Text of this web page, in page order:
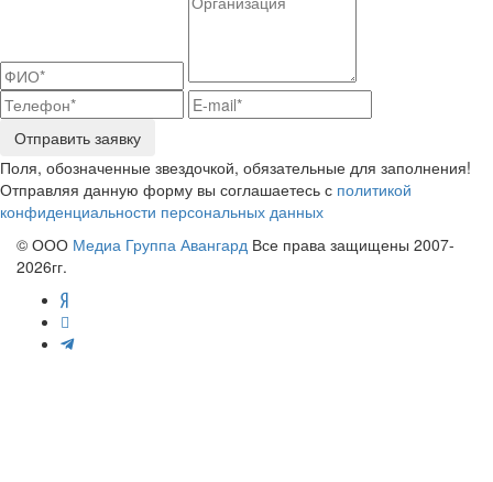
Отправить заявку
Поля, обозначенные звездочкой, обязательные для заполнения!
Отправляя данную форму вы соглашаетесь с политикой
конфиденциальности персональных данных
© ООО Медиа Группа Авангард Все права защищены 2007-
2026гг.